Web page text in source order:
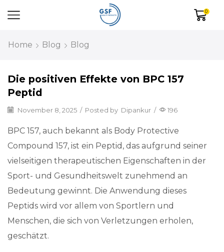
0
Home Blog Blog
Die positiven Effekte von BPC 157
Peptid
November 8, 2025 / Posted by Dipankur / 196
BPC 157, auch bekannt als Body Protective
Compound 157, ist ein Peptid, das aufgrund seiner
vielseitigen therapeutischen Eigenschaften in der
Sport- und Gesundheitswelt zunehmend an
Bedeutung gewinnt. Die Anwendung dieses
Peptids wird vor allem von Sportlern und
Menschen, die sich von Verletzungen erholen,
geschätzt.